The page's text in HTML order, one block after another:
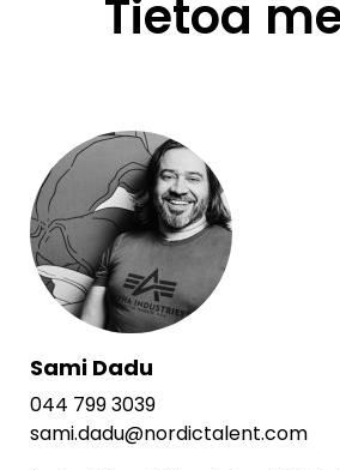
Tietoa
Sami Dadu
044 799 3039
sami.dadu@nordictalent.com